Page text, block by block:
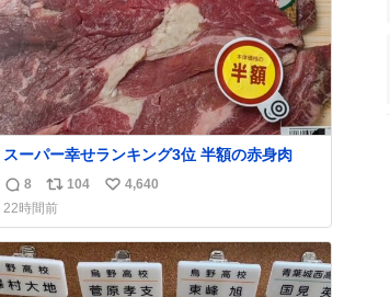
スーパー幸せランキング3位 半額の赤身肉
返
信
数
8
リ
ポ
ス
ト
数
104
い
ね
数
4,640
22時間前